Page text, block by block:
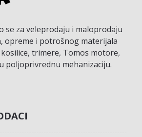
se za veleprodaju i maloprodaju
opreme i potrošnog materijala
trimere, Tomos motore,
poljoprivrednu mehanizaciju.